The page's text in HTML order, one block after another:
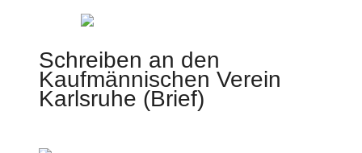
Jump to navigation
Schreiben an den
Kaufmännischen Verein
Karlsruhe (Brief)